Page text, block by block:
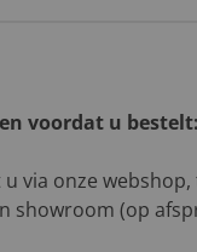
voordat u bestelt:
via onze
showroom (op